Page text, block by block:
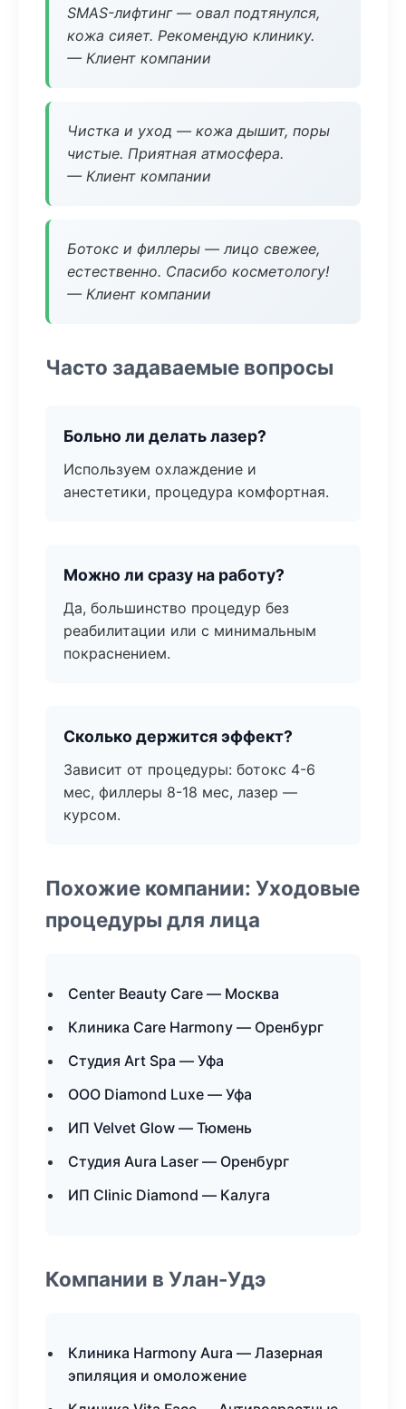
SMAS-лифтинг — овал подтянулся,
кожа сияет. Рекомендую клинику.
— Клиент компании
Чистка и уход — кожа дышит, поры
чистые. Приятная атмосфера.
— Клиент компании
Ботокс и филлеры — лицо свежее,
естественно. Спасибо косметологу!
— Клиент компании
Часто задаваемые вопросы
Больно ли делать лазер?
Используем охлаждение и
анестетики, процедура комфортная.
Можно ли сразу на работу?
Да, большинство процедур без
реабилитации или с минимальным
покраснением.
Сколько держится эффект?
Зависит от процедуры: ботокс 4-6
мес, филлеры 8-18 мес, лазер —
курсом.
Похожие компании: Уходовые
процедуры для лица
Center Beauty Care — Москва
Клиника Care Harmony — Оренбург
Студия Art Spa — Уфа
ООО Diamond Luxe — Уфа
ИП Velvet Glow — Тюмень
Студия Aura Laser — Оренбург
ИП Clinic Diamond — Калуга
Компании в Улан-Удэ
Клиника Harmony Aura — Лазерная
эпиляция и омоложение